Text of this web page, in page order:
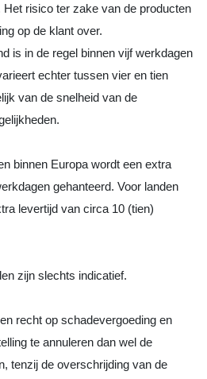
risico ter zake van de producten
op de klant over.
is in de regel binnen vijf werkdagen
echter tussen vier en tien
van de snelheid van de
binnen Europa wordt een extra
gehanteerd. Voor landen
levertijd van circa 10 (tien)
zijn slechts indicatief.
recht op schadevergoeding en
te annuleren dan wel de
tenzij de overschrijding van de